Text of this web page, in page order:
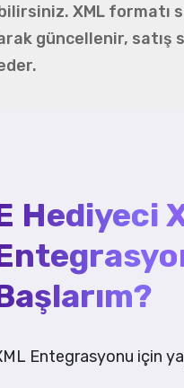
XML formatı
güncellenir, satış
Hediyeci
Entegrasyonu için